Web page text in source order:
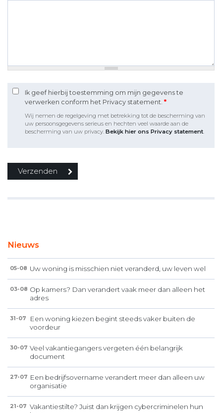
Ik geef hierbij toestemming om mijn gegevens te
verwerken conform het Privacy statement. *
Wij nemen de regelgeving met betrekking tot de bescherming van
uw persoonsgegevens serieus en hechten veel waarde aan de
bescherming van uw privacy. Bekijk hier ons Privacy statement.
Nieuws
05-08 Uw woning is misschien niet veranderd, uw leven wel
03-08 Op kamers? Dan verandert vaak meer dan alleen het
adres
31-07
Een woning kiezen begint steeds vaker buiten de
voordeur
30-07 Veel vakantiegangers vergeten één belangrijk
document
27-07 Een bedrijfsovername verandert meer dan alleen uw
organisatie
21-07 Vakantiestilte? Juist dan krijgen cybercriminelen hun